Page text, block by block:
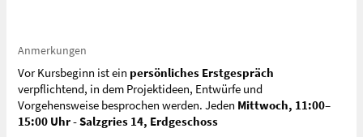
Anmerkungen
Vor Kursbeginn ist ein persönliches Erstgespräch
verpflichtend, in dem Projektideen, Entwürfe und
Vorgehensweise besprochen werden. Jeden Mittwoch, 11:00–
15:00 Uhr -Salzgries 14, Erdgeschoss